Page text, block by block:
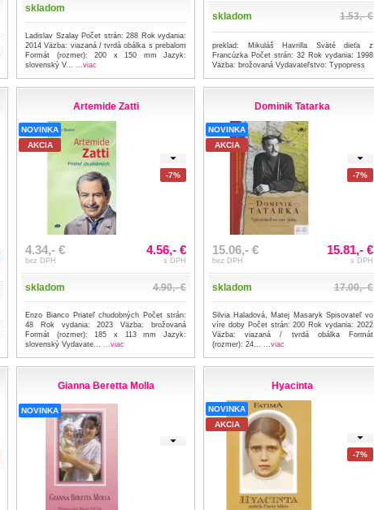
skladom
Ladislav Szalay Počet strán: 288 Rok vydania:
2014 Väzba: viazaná / tvrdá obálka s prebalom
Formát (rozmer): 200 x 150 mm Jazyk:
slovenský V...
...viac
skladom 1.53,- €
preklad: Mikuláš Havrilla Sväté dieťa z
Francúzka Počet strán: 32 Rok vydania: 1998
Väzba: brožovaná Vydavateľstvo: Typopress
Artemide Zatti
NOVINKA
AKCIA
-7%
4.34,- €
bez DPH
4.56,- €
s DPH
skladom 4.90,- €
Enzo Bianco Priateľ chudobných Počet strán:
48 Rok vydania: 2023 Väzba: brožovaná
Formát (rozmer): 185 x 113 mm Jazyk:
slovenský Vydavate...
...viac
Dominik Tatarka
NOVINKA
AKCIA
-7%
15.06,- €
bez DPH
15.81,- €
s DPH
skladom 17.00,- €
Silvia Haladová, Matej Masaryk Spisovateľ vo
víre doby Počet strán: 200 Rok vydania: 2022
Väzba: viazaná / tvrdá obálka Formát
(rozmer): 24...
...viac
Gianna Beretta Molla
NOVINKA
Hyacinta
NOVINKA
AKCIA
-7%